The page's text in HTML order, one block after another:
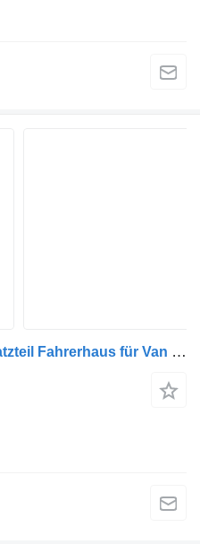
Trennwände sonstiges Ersatzteil Fahrerhaus für Van Hool Astromega Bus